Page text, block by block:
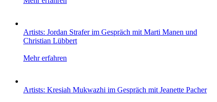
Artists: Jordan Strafer im Gespräch mit Marti Manen und
Christian Lübbert
Mehr erfahren
Artists: Kresiah Mukwazhi im Gespräch mit Jeanette Pacher